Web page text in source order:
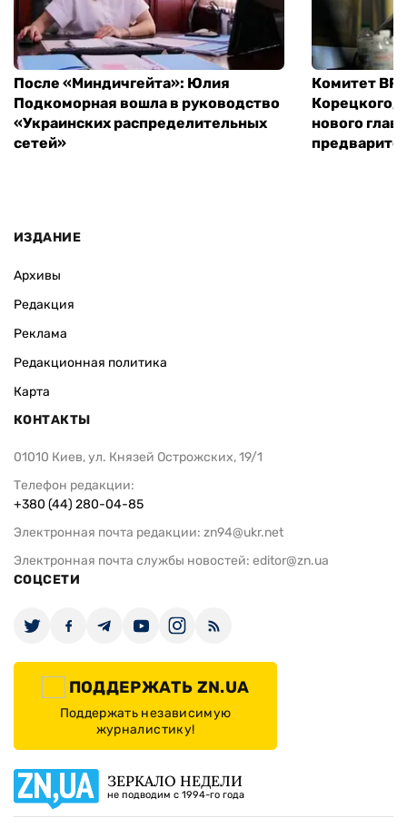
После «Миндичгейта»: Юлия
Подкоморная вошла в руководство
«Украинских распределительных
сетей»
Комитет ВР
Корецкого,
нового
ИЗДАНИЕ
Архивы
Редакция
Реклама
Редакционная политика
Карта
КОНТАКТЫ
01010 Киев, ул. Князей Острожских, 19/1
Телефон редакции:
+380 (44) 280-04-85
Электронная почта редакции: zn94@ukr.net
Электронная почта службы новостей: editor@zn.ua
СОЦСЕТИ
ПОДДЕРЖАТЬ ZN.UA
Поддержать независимую
журналистику!
ЗЕРКАЛО НЕДЕЛИ
не подводим с 1994-го года